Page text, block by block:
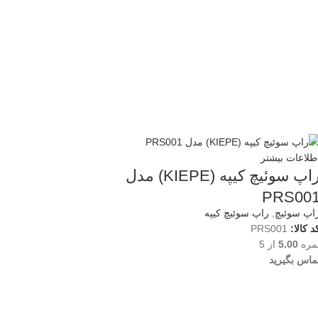
بیشتر
راپ سوئیچ کیپه (KIEPE) مدل
سوئیچ
راپ سوئیچ کیپه
کالا: PRS001
5.00 از 5
بگیرید